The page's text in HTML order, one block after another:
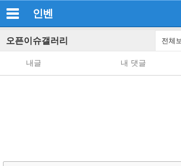
인벤
오픈이슈갤러리 전체
내글 내 댓글